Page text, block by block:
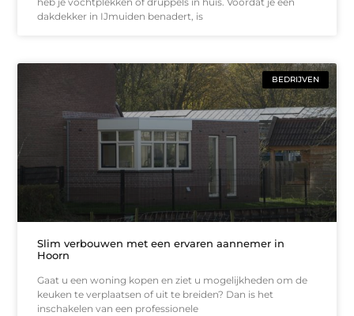
dakdekker in IJmuiden benadert, is
BEDRIJVEN
Slim verbouwen met een ervaren aannemer in
Hoorn
Gaat u een woning kopen en ziet u mogelijkheden om de
keuken te verplaatsen of uit te breiden? Dan is het
inschakelen van een professionele